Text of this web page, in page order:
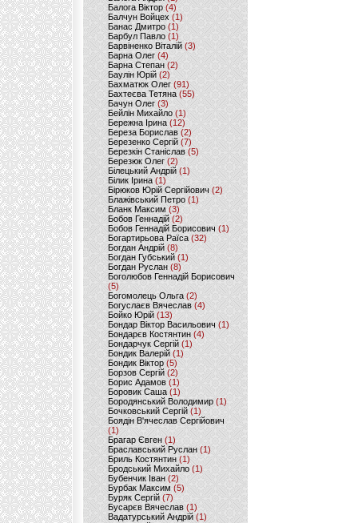
Балога Віктор (4)
Балчун Войцех (1)
Банас Дмитро (1)
Барбул Павло(1)
Барвіненко Віталій(3)
Барна Олег (4)
Барна Степан (2)
Баулін Юрій (2)
Бахматюк Олег (91)
Бахтеєва Тетяна(55)
Бачун Олег (3)
Бейлін Михайло (1)
Бережна Ірина(12)
Береза Борислав(2)
Березенко Сергій (7)
Березкін Станіслав (5)
Березюк Олег(2)
Білецький Андрій (1)
Білик Ірина (1)
Бірюков Юрій Сергійович (2)
Блажівський Петро (1)
Бланк Максим(3)
Бобов Геннадій (2)
Бобов Геннадій Борисович (1)
Богартирьова Раїса (32)
Богдан Андрій(8)
Богдан Губський (1)
Богдан Руслан(8)
Боголюбов Геннадій Борисович
(5)
Богомолець Ольга (2)
Богуслаєв Вячеслав (4)
Бойко Юрій (13)
Бондар Віктор Васильович (1)
Бондарєв Костянтин (4)
Бондарчук Сергій(1)
Бондик Валерій (1)
Бондик Віктор(5)
Борзов Сергiй (2)
Борис Адамов(1)
Боровик Саша (1)
Бородянський Володимир (1)
Бочковський Сергій (1)
Боядін В'ячеслав Сергійович
(1)
Брагар Євген (1)
Браславський Руслан (1)
Бриль Костянтин (1)
Бродський Михайло (1)
Бубенчик Іван(2)
Бурбак Максим (5)
Буряк Сергій (7)
Бусарєв Вячеслав (1)
Вадатурський Андрій (1)